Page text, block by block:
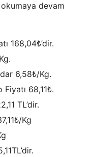
okumaya devam
168,04₺’dir.
6,58₺/Kg.
Fiyatı 68,11₺.
TL’dir.
Kg